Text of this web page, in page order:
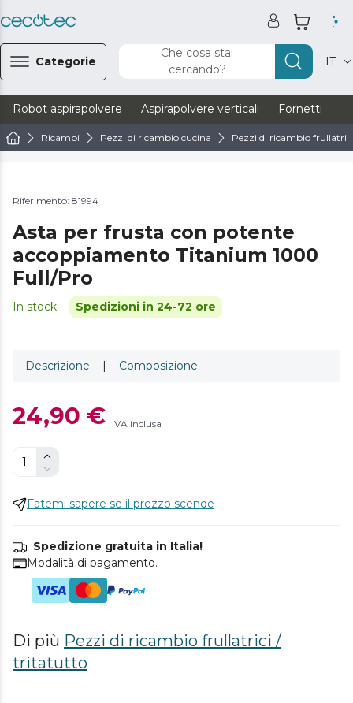
Categorie
Che cosa stai
cercando?
IT
Robot aspirapolvere Aspirapolvere verticali Fornetti
Ricambi Pezzi di ricambio cucina Pezzi di ricambio
Riferimento: 81994
Asta per frusta con potente
accoppiamento Titanium 1000
Full/Pro
In stock Spedizioni in 24-72 ore
Descrizione | Composizione
24,90 € IVA inclusa
Fatemi sapere se il prezzo scende
Spedizione gratuita in Italia!
Modalità di pagamento.
Di più Pezzi di ricambio frullatrici /
tritatutto